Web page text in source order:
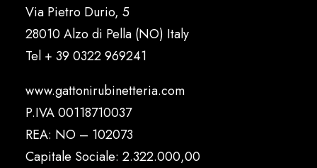
Via Pietro Durio, 5
28010 Alzo di Pella (NO) Italy
Tel + 39 0322 969241
www.gattonirubinetteria.com
P.IVA 00118710037
REA: NO – 102073
Capitale Sociale: 2.322.000,00